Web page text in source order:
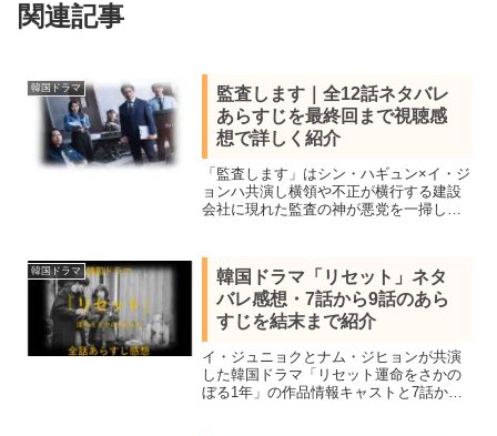
関連記事
韓国ドラマ
監査します｜全12話ネタバレ
あらすじを最終回まで視聴感
想で詳しく紹介
「監査します」はシン・ハギュン×イ・ジ
ョンハ共演し横領や不正が横行する建設
会社に現れた監査の神が悪党を一掃して
末までネタバレ感想で詳しく紹介しま
す。
韓国ドラマ
韓国ドラマ「リセット」ネタ
バレ感想・7話から9話のあら
すじを結末まで紹介
イ・ジュニョクとナム・ジヒョンが共演
した韓国ドラマ「リセット運命をさかの
ぼる1年」の作品情報キャストと7話から9